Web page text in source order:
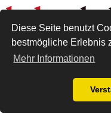
Diese Seite benutzt
bestmögliche Erlebnis
Mehr Informationen
Menü
Be Lenka